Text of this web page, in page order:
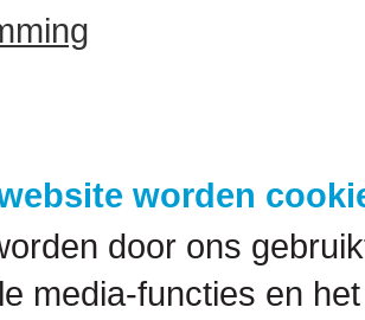
worden
door ons
media-functies en